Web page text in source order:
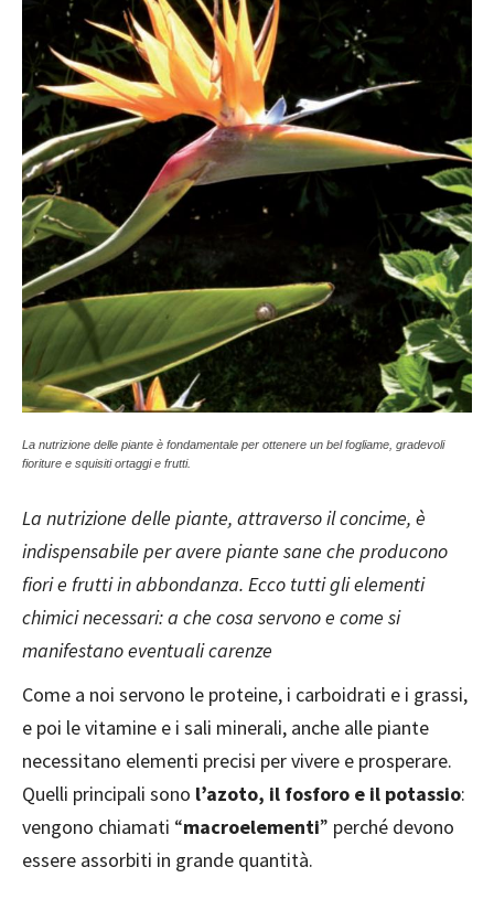
La nutrizione delle piante è fondamentale per ottenere un bel fogliame, gradevoli
fioriture e squisiti ortaggi e frutti.
La nutrizione delle piante, attraverso il concime, è
indispensabile per avere piante sane che producono
fiori e frutti in abbondanza. Ecco tutti gli elementi
chimici necessari: a che cosa servono e come si
manifestano eventuali carenze
Come a noi servono le proteine, i carboidrati e i grassi,
e poi le vitamine e i sali minerali, anche alle piante
necessitano elementi precisi per vivere e prosperare.
Quelli principali sono l’azoto, il fosforo e il potassio:
vengono chiamati “macroelementi” perché devono
essere assorbiti in grande quantità.